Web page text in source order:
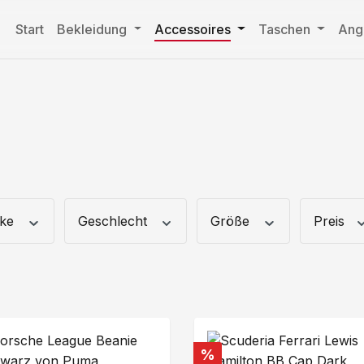
Start Bekleidung Accessoires Taschen
Geschlecht Größe Preis
Rabatt
%